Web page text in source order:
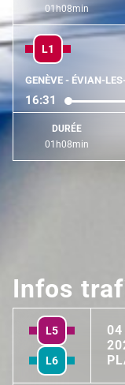
01h08min
L1
GENÈVE - ÉVIAN-
16:31
DURÉE
01h08min
Infos
L5
L6